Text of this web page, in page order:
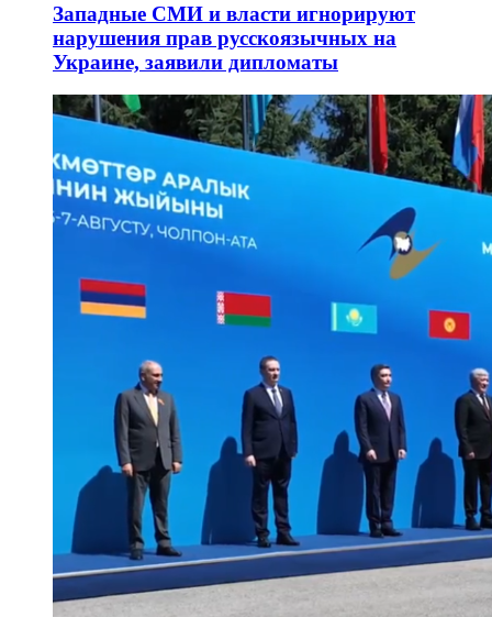
Западные СМИ и власти игнорируют
нарушения прав русскоязычных на
Украине, заявили дипломаты